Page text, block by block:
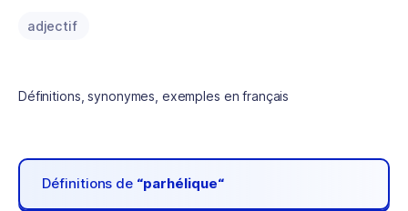
adjectif
Définitions, synonymes, exemples en français
Définitions de “parhélique“